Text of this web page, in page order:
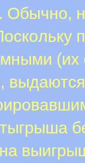
Обычно,
(иx